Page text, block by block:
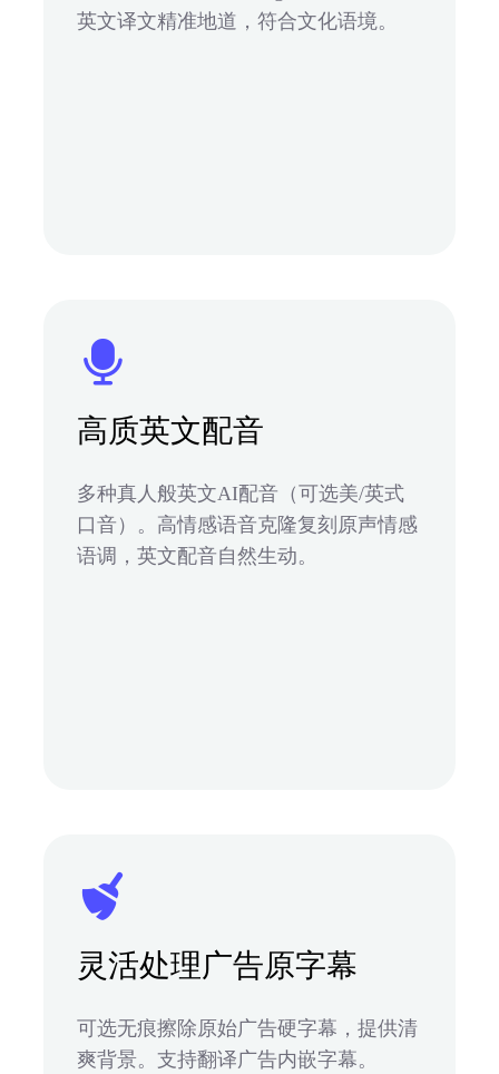
英文译文精准地道，符合文化语境。
高质英文配音
多种真人般英文AI配音（可选美/英式
口音）。高情感语音克隆复刻原声情感
语调，英文配音自然生动。
灵活处理广告原字幕
可选无痕擦除原始广告硬字幕，提供清
爽背景。支持翻译广告内嵌字幕。